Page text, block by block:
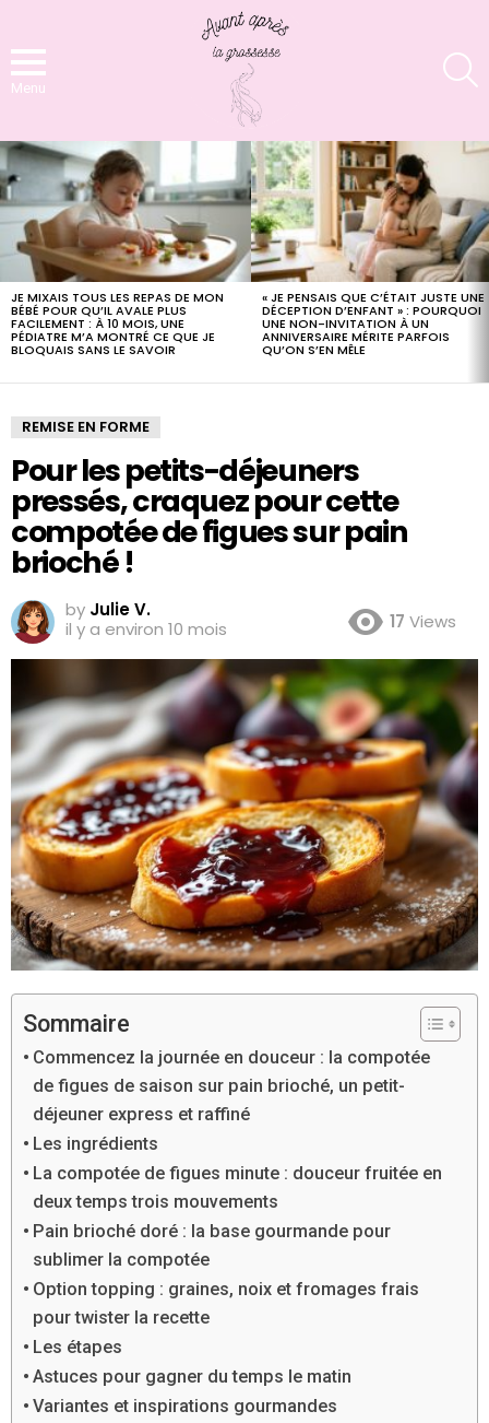
Menu
LATEST
STORIES
JE MIXAIS TOUS LES REPAS DE MON
BÉBÉ POUR QU’IL AVALE PLUS
FACILEMENT : À 10 MOIS, UNE
PÉDIATRE M’A MONTRÉ CE QUE JE
BLOQUAIS SANS LE SAVOIR
« JE PENSAIS QUE C’ÉTAIT JUSTE UNE
DÉCEPTION D’ENFANT » : POURQUOI
UNE NON-INVITATION À UN
ANNIVERSAIRE MÉRITE PARFOIS
QU’ON S’EN MÊLE
REMISE EN FORME
Pour les petits-déjeuners
pressés, craquez pour cette
compotée de figues sur pain
brioché !
by Julie V.
il y a environ 10 mois
17 Views
Sommaire
Commencez la journée en douceur : la compotée
de figues de saison sur pain brioché, un petit-
déjeuner express et raffiné
Les ingrédients
La compotée de figues minute : douceur fruitée en
deux temps trois mouvements
Pain brioché doré : la base gourmande pour
sublimer la compotée
Option topping : graines, noix et fromages frais
pour twister la recette
Les étapes
Astuces pour gagner du temps le matin
Variantes et inspirations gourmandes